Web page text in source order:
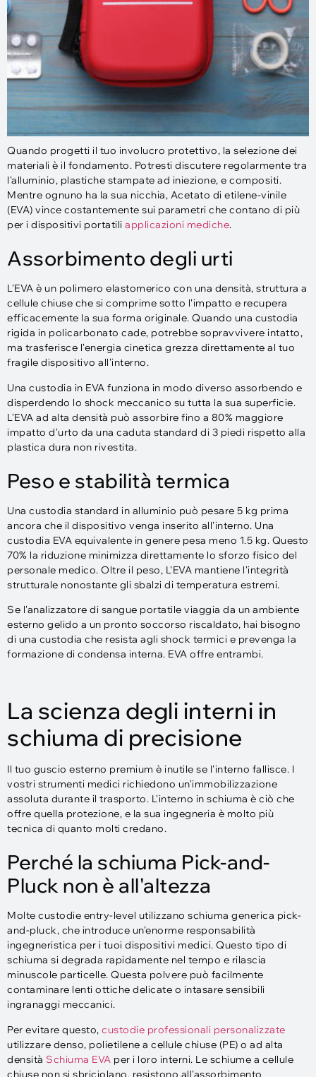
Quando progetti il ​​tuo involucro protettivo, la selezione dei
materiali è il fondamento. Potresti discutere regolarmente tra
l'alluminio, plastiche stampate ad iniezione, e compositi.
Mentre ognuno ha la sua nicchia, Acetato di etilene-vinile
(EVA) vince costantemente sui parametri che contano di più
per i dispositivi portatili applicazioni mediche.
Assorbimento degli urti
L'EVA è un polimero elastomerico con una densità, struttura a
cellule chiuse che si comprime sotto l'impatto e recupera
efficacemente la sua forma originale. Quando una custodia
rigida in policarbonato cade, potrebbe sopravvivere intatto,
ma trasferisce l'energia cinetica grezza direttamente al tuo
fragile dispositivo all'interno.
Una custodia in EVA funziona in modo diverso assorbendo e
disperdendo lo shock meccanico su tutta la sua superficie.
L'EVA ad alta densità può assorbire fino a 80% maggiore
impatto d'urto da una caduta standard di 3 piedi rispetto alla
plastica dura non rivestita.
Peso e stabilità termica
Una custodia standard in alluminio può pesare 5 kg prima
ancora che il dispositivo venga inserito all'interno. Una
custodia EVA equivalente in genere pesa meno 1.5 kg. Questo
70% la riduzione minimizza direttamente lo sforzo fisico del
personale medico. Oltre il peso, L'EVA mantiene l'integrità
strutturale nonostante gli sbalzi di temperatura estremi.
Se l'analizzatore di sangue portatile viaggia da un ambiente
esterno gelido a un pronto soccorso riscaldato, hai bisogno
di una custodia che resista agli shock termici e prevenga la
formazione di condensa interna. EVA offre entrambi.
La scienza degli interni in
schiuma di precisione
Il tuo guscio esterno premium è inutile se l'interno fallisce. I
vostri strumenti medici richiedono un'immobilizzazione
assoluta durante il trasporto. L'interno in schiuma è ciò che
offre quella protezione, e la sua ingegneria è molto più
tecnica di quanto molti credano.
Perché la schiuma Pick-and-
Pluck non è all'altezza
Molte custodie entry-level utilizzano schiuma generica pick-
and-pluck, che introduce un’enorme responsabilità
ingegneristica per i tuoi dispositivi medici. Questo tipo di
schiuma si degrada rapidamente nel tempo e rilascia
minuscole particelle. Questa polvere può facilmente
contaminare lenti ottiche delicate o intasare sensibili
ingranaggi meccanici.
Per evitare questo, custodie professionali personalizzate
utilizzare denso, polietilene a cellule chiuse (PE) o ad alta
densità Schiuma EVA per i loro interni. Le schiume a cellule
chiuse non si sbriciolano, resistono all'assorbimento